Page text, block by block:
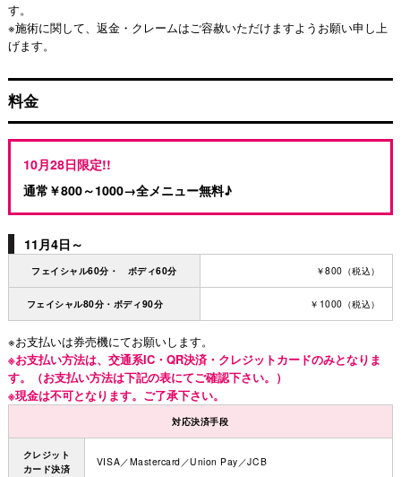
す。
※施術に関して、返金・クレームはご容赦いただけますようお願い申し上
げます。
料金
10月28日限定!!
通常￥800～1000→全メニュー無料♪
11月4日～
フェイシャル60分・ ボディ60分 ￥800（税込）
フェイシャル80分・ボディ90分 ￥1000（税込）
※お支払いは券売機にてお願いします。
※お支払い方法は、交通系IC・QR決済・クレジットカードのみとなりま
す。（お支払い方法は下記の表にてご確認下さい。）
※現金は不可となります。ご了承下さい。
対応決済手段
クレジット
カード決済
VISA／Mastercard／Union Pay／JCB